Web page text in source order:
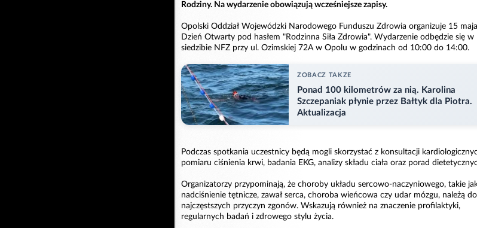
Rodziny. Na wydarzenie obowiązują wcześniejsze zapisy.
Opolski Oddział Wojewódzki Narodowego Funduszu Zdrowia organizuje 15 maja
Dzień Otwarty pod hasłem "Rodzinna Siła Zdrowia". Wydarzenie odbędzie się w
siedzibie NFZ przy ul. Ozimskiej 72A w Opolu w godzinach od 10:00 do 14:00.
ZOBACZ TAKZE
Ponad 100 kilometrów za nią. Karolina
Szczepaniak płynie przez Bałtyk dla Piotra.
Aktualizacja
Podczas spotkania uczestnicy będą mogli skorzystać z konsultacji
pomiaru ciśnienia krwi, badania EKG, analizy składu ciała oraz porad
Organizatorzy przypominają, że choroby układu sercowo-naczyniowego, takie
nadciśnienie tętnicze, zawał serca, choroba wieńcowa czy udar mózgu, należą do
najczęstszych przyczyn zgonów. Wskazują również na znaczenie profilaktyki,
regularnych badań i zdrowego stylu życia.